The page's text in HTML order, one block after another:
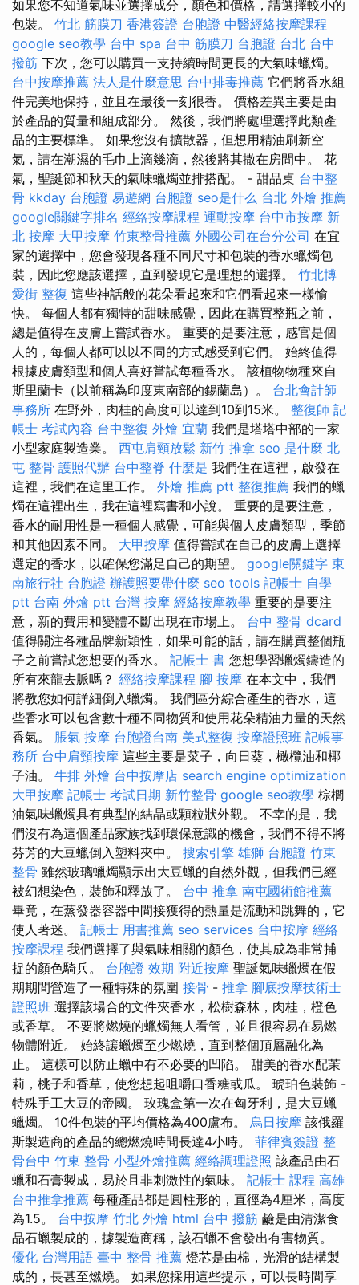
如果您不知道氣味並選擇成分，顏色和價格，請選擇較小的
包裝。 竹北 筋膜刀 香港簽證 台胞證 中醫經絡按摩課程
google seo教學 台中 spa 台中 筋膜刀 台胞證 台北 台中
撥筋 下次，您可以購買一支持續時間更長的大氣味蠟燭。
台中按摩推薦 法人是什麼意思 台中排毒推薦 它們將香水組
件完美地保持，並且在最後一刻很香。 價格差異主要是由
於產品的質量和組成部分。 然後，我們將處理選擇此類產
品的主要標準。 如果您沒有擴散器，但想用精油刷新空
氣，請在潮濕的毛巾上滴幾滴，然後將其撒在房間中。 花
氣，聖誕節和秋天的氣味蠟燭並排搭配。 - 甜品桌 台中整
骨 kkday 台胞證 易遊網 台胞證 seo是什么 台北 外燴 推薦
google關鍵字排名 經絡按摩課程 運動按摩 台中市按摩 新
北 按摩 大甲按摩 竹東整骨推薦 外國公司在台分公司 在宜
家的選擇中，您會發現各種不同尺寸和包裝的香水蠟燭包
裝，因此您應該選擇，直到發現它是理想的選擇。 竹北博
愛街 整復 這些神話般的花朵看起來和它們看起來一樣愉
快。 每個人都有獨特的甜味感覺，因此在購買整瓶之前，
總是值得在皮膚上嘗試香水。 重要的是要注意，感官是個
人的，每個人都可以以不同的方式感受到它們。 始終值得
根據皮膚類型和個人喜好嘗試每種香水。 該植物物種來自
斯里蘭卡（以前稱為印度東南部的錫蘭島）。 台北會計師
事務所 在野外，肉桂的高度可以達到10到15米。 整復師 記
帳士 考試內容 台中整復 外燴 宜蘭 我們是塔塔中部的一家
小型家庭製造業。 西屯肩頸放鬆 新竹 推拿 seo 是什麼 北
屯 整骨 護照代辦 台中整脊 什麼是 我們住在這裡，啟發在
這裡，我們在這里工作。 外燴 推薦 ptt 整復推薦 我們的蠟
燭在這裡出生，我在這裡寫書和小說。 重要的是要注意，
香水的耐用性是一種個人感覺，可能與個人皮膚類型，季節
和其他因素不同。 大甲按摩 值得嘗試在自己的皮膚上選擇
選定的香水，以確保您滿足自己的期望。 google關鍵字 東
南旅行社 台胞證 辦護照要帶什麼 seo tools 記帳士 自學
ptt 台南 外燴 ptt 台灣 按摩 經絡按摩教學 重要的是要注
意，新的費用和變體不斷出現在市場上。 台中 整骨 dcard
值得關注各種品牌新穎性，如果可能的話，請在購買整個瓶
子之前嘗試您想要的香水。 記帳士 書 您想學習蠟燭鑄造的
所有來龍去脈嗎？ 經絡按摩課程 腳 按摩 在本文中，我們
將教您如何詳細倒入蠟燭。 我們區分綜合產生的香水，這
些香水可以包含數十種不同物質和使用花朵精油力量的天然
香氣。 脹氣 按摩 台胞證台南 美式整復 按摩證照班 記帳事
務所 台中肩頸按摩 這些主要是菜子，向日葵，橄欖油和椰
子油。 牛排 外燴 台中按摩店 search engine optimization
大甲按摩 記帳士 考試日期 新竹整骨 google seo教學 棕櫚
油氣味蠟燭具有典型的結晶或顆粒狀外觀。 不幸的是，我
們沒有為這個產品家族找到環保意識的機會，我們不得不將
芬芳的大豆蠟倒入塑料夾中。 搜索引擎 雄獅 台胞證 竹東
整骨 雖然玻璃蠟燭顯示出大豆蠟的自然外觀，但我們已經
被幻想染色，裝飾和釋放了。 台中 推拿 南屯國術館推薦
畢竟，在蒸發器容器中間接獲得的熱量是流動和跳舞的，它
使人著迷。 記帳士 用書推薦 seo services 台中按摩 經絡
按摩課程 我們選擇了與氣味相關的顏色，使其成為非常捕
捉的顏色騎兵。 台胞證 效期 附近按摩 聖誕氣味蠟燭在假
期期間營造了一種特殊的氛圍 接骨 - 推拿 腳底按摩技術士
證照班 選擇該場合的文件夾香水，松樹森林，肉桂，橙色
或香草。 不要將燃燒的蠟燭無人看管，並且很容易在易燃
物體附近。 始終讓蠟燭至少燃燒，直到整個頂層融化為
止。 這樣可以防止蠟中有不必要的凹陷。 甜美的香水配茉
莉，桃子和香草，使您想起咀嚼口香糖或瓜。 琥珀色裝飾 -
特殊手工大豆的帝國。 玫瑰盒第一次在匈牙利，是大豆蠟
蠟燭。 10件包裝的平均價格為400盧布。 烏日按摩 該俄羅
斯製造商的產品的總燃燒時間長達4小時。 菲律賓簽證 整
骨台中 竹東 整骨 小型外燴推薦 經絡調理證照 該產品由石
蠟和石膏製成，易於且非刺激性的氣味。 記帳士 課程 高雄
台中推拿推薦 每種產品都是圓柱形的，直徑為4厘米，高度
為1.5。 台中按摩 竹北 外燴 html 台中 撥筋 鹼是由清潔食
品石蠟製成的，據製造商稱，該石蠟不會發出有害物質。
優化 台灣用語 臺中 整骨 推薦 燈芯是由棉，光滑的結構製
成的，長甚至燃燒。 如果您採用這些提示，可以長時間享